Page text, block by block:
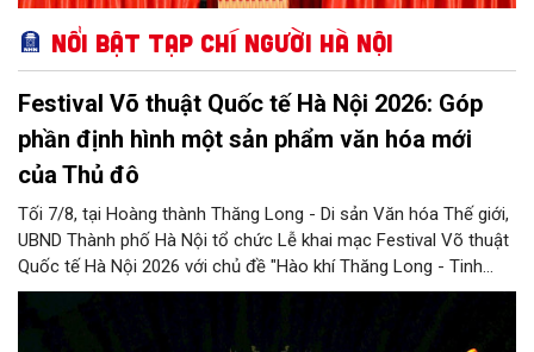
Nổi bật Tạp chí Người Hà Nội
Festival Võ thuật Quốc tế Hà Nội 2026: Góp
phần định hình một sản phẩm văn hóa mới
của Thủ đô
Tối 7/8, tại Hoàng thành Thăng Long - Di sản Văn hóa Thế giới,
UBND Thành phố Hà Nội tổ chức Lễ khai mạc Festival Võ thuật
Quốc tế Hà Nội 2026 với chủ đề "Hào khí Thăng Long - Tinh
hoa võ Việt". Lần đầu tiên được tổ chức, Festival đánh dấu
hóa - thể thao mang tầm quốc tế, góp phần tôn vinh truyền